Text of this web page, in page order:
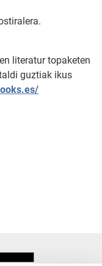
literatur topaketen
guztiak ikus